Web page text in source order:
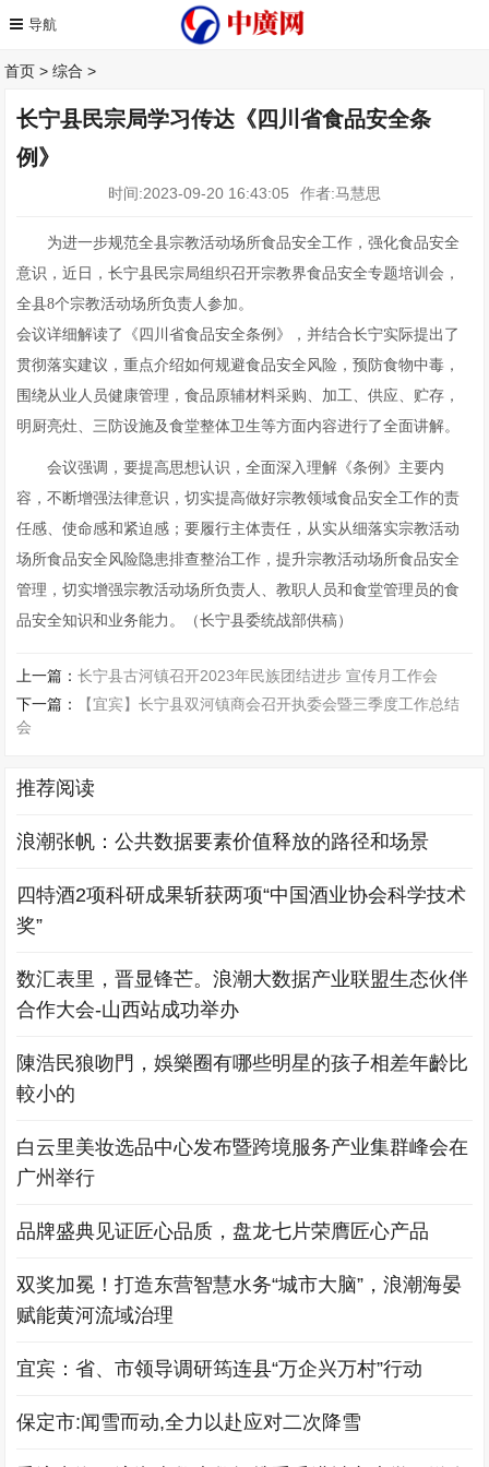
首页 >综合 >
长宁县民宗局学习传达《四川省食品安全条
例》
时间:2023-09-20 16:43:05 作者:马慧思
为进一步规范全县宗教活动场所食品安全工作，强化食品安全
意识，近日，长宁县民宗局组织召开宗教界食品安全专题培训会，
全县8个宗教活动场所负责人参加。
会议详细解读了《四川省食品安全条例》，并结合长宁实际提出了
贯彻落实建议，重点介绍如何规避食品安全风险，预防食物中毒，
围绕从业人员健康管理，食品原辅材料采购、加工、供应、贮存，
明厨亮灶、三防设施及食堂整体卫生等方面内容进行了全面讲解。
会议强调，要提高思想认识，全面深入理解《条例》主要内
容，不断增强法律意识，切实提高做好宗教领域食品安全工作的责
任感、使命感和紧迫感；要履行主体责任，从实从细落实宗教活动
场所食品安全风险隐患排查整治工作，提升宗教活动场所食品安全
管理，切实增强宗教活动场所负责人、教职人员和食堂管理员的食
品安全知识和业务能力。（长宁县委统战部供稿）
上一篇：长宁县古河镇召开2023年民族团结进步 宣传月工作会
下一篇：
【宜宾】长宁县双河镇商会召开执委会暨三季度工作总结
会
推荐阅读
浪潮张帆：公共数据要素价值释放的路径和场景
四特酒2项科研成果斩获两项“中国酒业协会科学技术
奖”
数汇表里，晋显锋芒。浪潮大数据产业联盟生态伙伴
合作大会-山西站成功举办
陳浩民狼吻門，娛樂圈有哪些明星的孩子相差年齡比
較小的
白云里美妆选品中心发布暨跨境服务产业集群峰会在
广州举行
品牌盛典见证匠心品质，盘龙七片荣膺匠心产品
双奖加冕！打造东营智慧水务“城市大脑”，浪潮海晏
赋能黄河流域治理
宜宾：省、市领导调研筠连县“万企兴万村”行动
​保定市:闻雪而动,全力以赴应对二次降雪